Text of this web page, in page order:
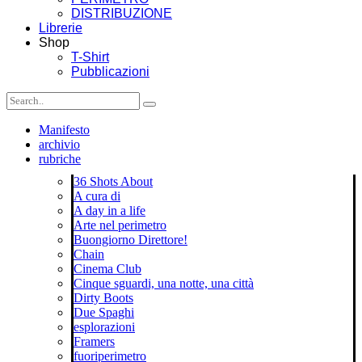
DISTRIBUZIONE
Librerie
Shop
T-Shirt
Pubblicazioni
Manifesto
archivio
rubriche
36 Shots About
A cura di
A day in a life
Arte nel perimetro
Buongiorno Direttore!
Chain
Cinema Club
Cinque sguardi, una notte, una città
Dirty Boots
Due Spaghi
esplorazioni
Framers
fuoriperimetro